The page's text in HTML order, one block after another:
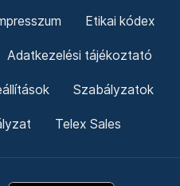
Etikai kódex
Adatkezelési tájékoztató
Szabályzatok
Telex Sales